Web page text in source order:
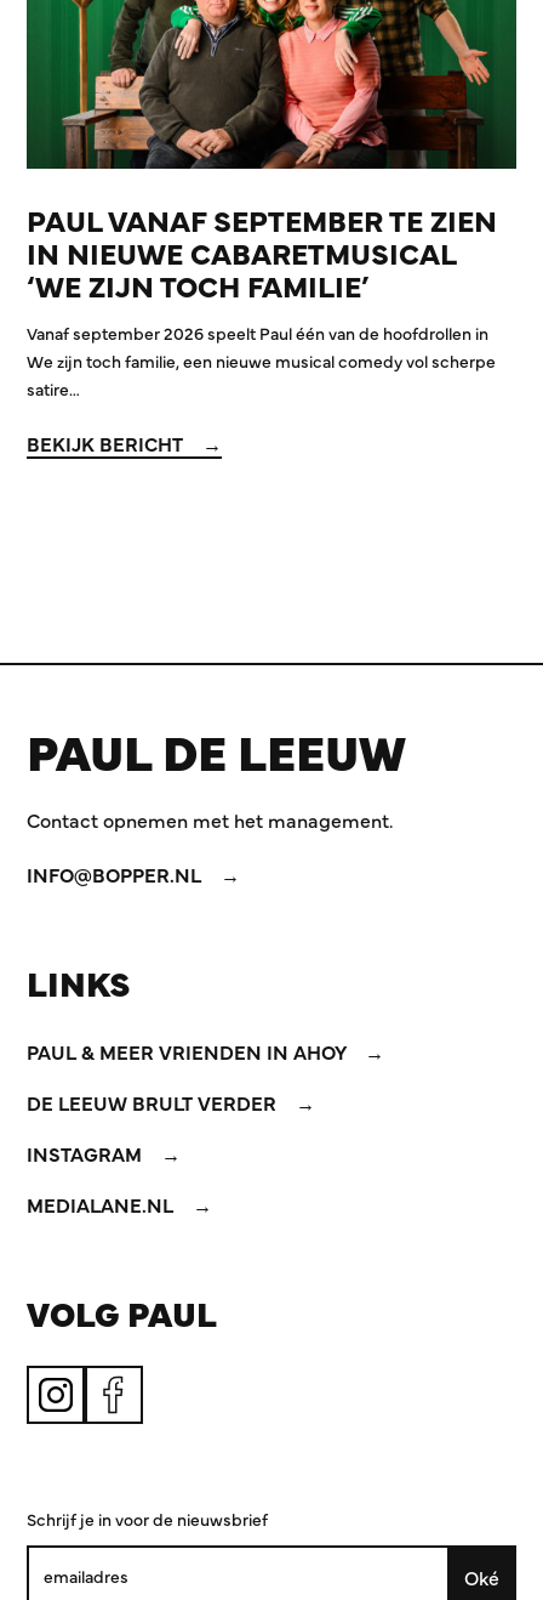
PAUL VANAF SEPTEMBER TE ZIEN
IN NIEUWE CABARETMUSICAL
‘WE ZIJN TOCH FAMILIE’
Vanaf september 2026 speelt Paul één van de hoofdrollen in
We zijn toch familie, een nieuwe musical comedy vol scherpe
satire…
BEKIJK BERICHT
PAUL DE LEEUW
Contact opnemen met het management.
INFO@BOPPER.NL
LINKS
PAUL & MEER VRIENDEN IN AHOY
DE LEEUW BRULT VERDER
INSTAGRAM
MEDIALANE.NL
VOLG PAUL
Schrijf je in voor de nieuwsbrief
Oké